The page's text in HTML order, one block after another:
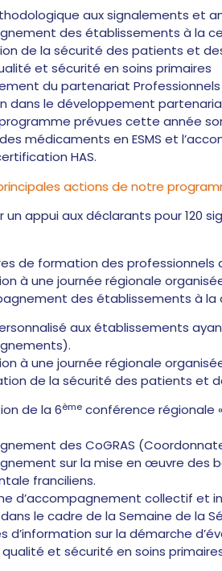
aux signalements et
des établissements à la
de la sécurité des patients et
et sécurité en soins primaires
du partenariat Professionnels
dans le développement
prévues cette année
médicaments en ESMS et
HAS.
actions de notre
un appui aux déclarants pour 120
de formation des professionnels
à une journée régionale organisée
des établissements à
aux établissements
à une journée régionale organisée
de la sécurité des patients et
de la 6ème conférence régionale
des CoGRAS
sur la mise en œuvre des
franciliens.
d’accompagnement collectif et
le cadre de la Semaine de la
d’information sur la démarche
et sécurité en soins